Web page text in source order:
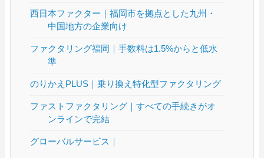
西日本ファクター｜福岡市を拠点とした九州・
中国地方の企業向け
ファクタリング福岡｜手数料は1.5%からと低水
準
のりかえPLUS｜乗り換え特化型ファクタリング
ファストファクタリング｜すべての手続きがオ
ンラインで完結
グローバルサービス｜